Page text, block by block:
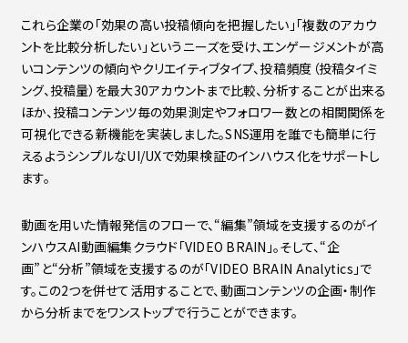
これら企業の「効果の高い投稿傾向を把握したい」「複数のアカウ
ントを比較分析したい」というニーズを受け、エンゲージメントが高
いコンテンツの傾向やクリエイティブタイプ、投稿頻度（投稿タイミ
ング、投稿量）を最大30アカウントまで比較、分析することが出来る
ほか、投稿コンテンツ毎の効果測定やフォロワー数との相関関係を
可視化できる新機能を実装しました。SNS運用を誰でも簡単に行
えるようシンプルなUI/UXで効果検証のインハウス化をサポートし
ます。
動画を用いた情報発信のフローで、“編集”領域を支援するのがイ
ンハウスAI動画編集クラウド「VIDEO BRAIN」。そして、“企
画”と“分析”領域を支援するのが「VIDEO BRAIN Analytics」で
す。この2つを併せて活用することで、動画コンテンツの企画・制作
から分析までをワンストップで行うことができます。